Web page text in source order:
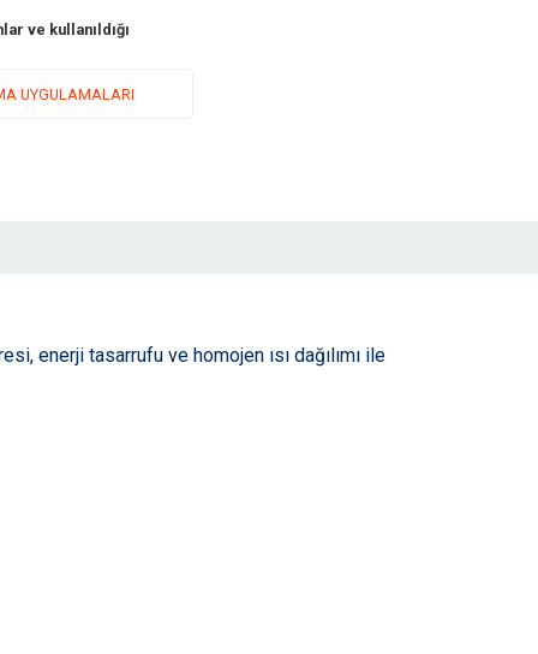
ve kullanıldığı
UYGULAMALARI
enerji tasarrufu ve homojen ısı dağılımı ile